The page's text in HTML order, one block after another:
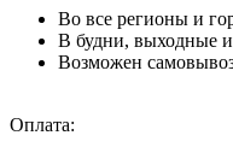
Во все регионы и
В будни, выходные
Возможен
Оплата: